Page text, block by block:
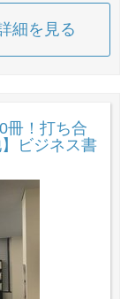
細を見る
冊！打ち合
ビジネス書